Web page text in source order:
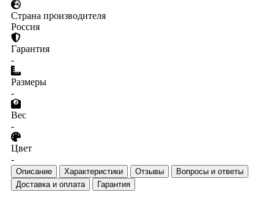
Страна производителя
Россия
Гарантия
-
Размеры
-
Вес
-
Цвет
-
Описание Характеристики Отзывы
Вопросы и ответы
Доставка и оплата
Гарантия